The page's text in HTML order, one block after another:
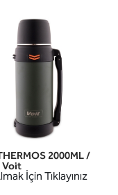
2000ML /
Voit
İçin Tıklayınız